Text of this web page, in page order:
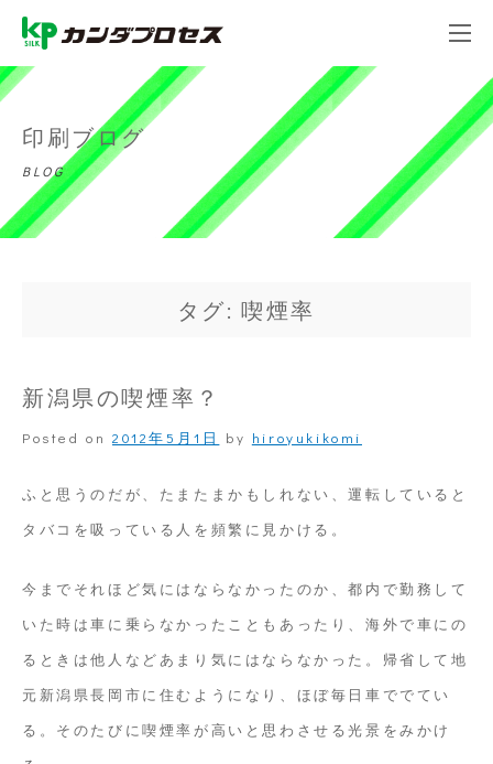
印刷ブログ
BLOG
タグ: 喫煙率
新潟県の喫煙率？
Posted on 2012年5月1日 by hiroyukikomi
ふと思うのだが、たまたまかもしれない、運転していると
タバコを吸っている人を頻繁に見かける。
今までそれほど気にはならなかったのか、都内で勤務して
いた時は車に乗らなかったこともあったり、海外で車にの
るときは他人などあまり気にはならなかった。帰省して地
元新潟県長岡市に住むようになり、ほぼ毎日車ででてい
る。そのたびに喫煙率が高いと思わさせる光景をみかけ